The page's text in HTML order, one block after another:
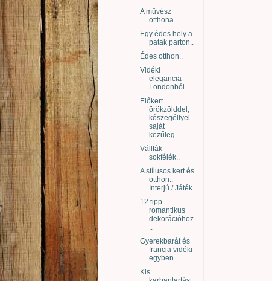
A művész
otthona..
Egy édes hely a
patak parton..
Édes otthon..
Vidéki
elegancia
Londonból..
Előkert
örökzölddel,
kőszegéllyel
saját
kezűleg..
Vállfák
sokfélék..
A stílusos kert és
otthon..
Interjú / Játék
12 tipp
romantikus
dekorációhoz
Gyerekbarát és
francia vidéki
egyben..
Kis